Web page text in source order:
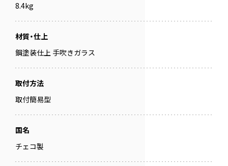
8.4kg
材質・仕上
鋼塗装仕上 手吹きガラス
取付方法
取付簡易型
国名
チェコ製